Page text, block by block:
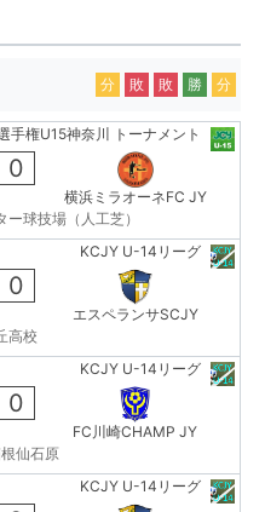
分 敗 敗 勝 分
手権U15神奈川 トーナメント
0
横浜ミラオーネFC JY
球技場（人工芝）
KCJY U-14リーグ
0
エスペランサSCJY
高校
KCJY U-14リーグ
0
FC川崎CHAMP JY
仙石原
KCJY U-14リーグ